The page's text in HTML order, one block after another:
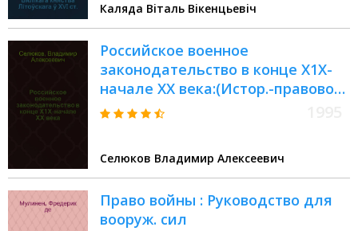
Каляда Вiталь Вiкенцьевiч
Российское военное
законодательство в конце Х1Х-
начале ХХ века:(Истор.-правовое
исслед) : Автореф. дис. на соиск.
Селюков Владимир Алексеевич
Право войны : Руководство для
вооруж. сил